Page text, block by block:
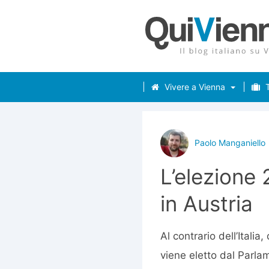
Vivere a Vienna
Paolo Manganiello
in Austria
Al contrario
viene eletto dal